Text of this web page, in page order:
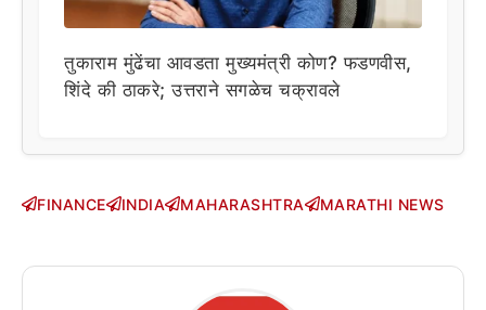
तुकाराम मुंढेंचा आवडता मुख्यमंत्री कोण? फडणवीस,
शिंदे की ठाकरे; उत्तराने सगळेच चक्रावले
FINANCE INDIA MAHARASHTRA MARATHI NEWS